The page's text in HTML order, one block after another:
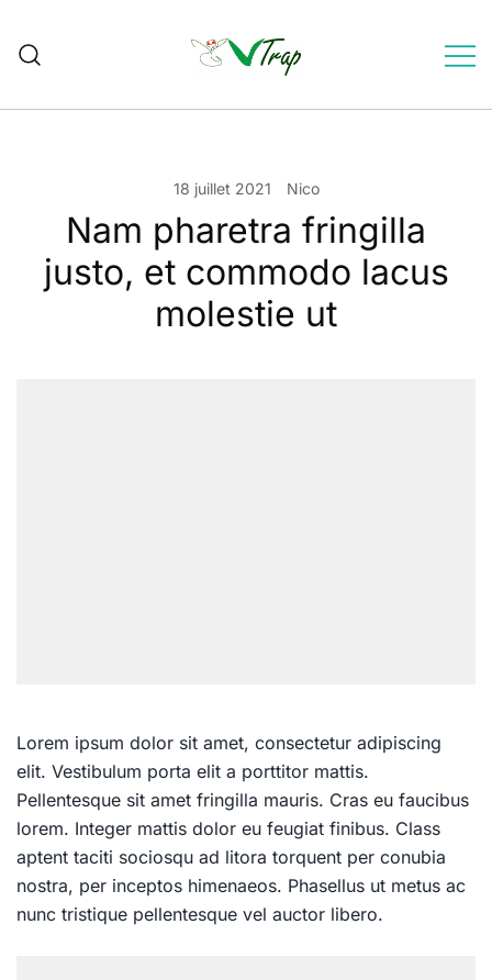
content
18 juillet 2021 Nico
Nam pharetra fringilla
justo, et commodo lacus
molestie ut
Lorem ipsum dolor sit amet, consectetur adipiscing
elit. Vestibulum porta elit a porttitor mattis.
Pellentesque sit amet fringilla mauris. Cras eu faucibus
lorem. Integer mattis dolor eu feugiat finibus. Class
aptent taciti sociosqu ad litora torquent per conubia
nostra, per inceptos himenaeos. Phasellus ut metus ac
nunc tristique pellentesque vel auctor libero.